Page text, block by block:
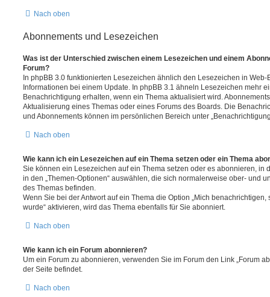
Nach oben
Abonnements und Lesezeichen
Was ist der Unterschied zwischen einem Lesezeichen und einem
Forum?
In phpBB 3.0 funktionierten Lesezeichen ähnlich den Lesezeichen in
Informationen bei einem Update. In phpBB 3.1 ähneln Lesezeichen mehr
Benachrichtigung erhalten, wenn ein Thema aktualisiert wird.
Aktualisierung eines Themas oder eines Forums des Boards. Die
und Abonnements können im persönlichen Bereich unter
Nach oben
Wie kann ich ein Lesezeichen auf ein Thema setzen oder ein Thema
Sie können ein Lesezeichen auf ein Thema setzen oder es abonnieren, in
in den „Themen-Optionen“ auswählen, die sich normalerweise ober- und
des Themas befinden.
Wenn Sie bei der Antwort auf ein Thema die Option „Mich
wurde“ aktivieren, wird das Thema ebenfalls für Sie abonniert.
Nach oben
Wie kann ich ein Forum abonnieren?
Um ein Forum zu abonnieren, verwenden Sie im Forum den Link „Forum
der Seite befindet.
Nach oben